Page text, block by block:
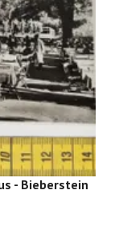
- Bieberstein